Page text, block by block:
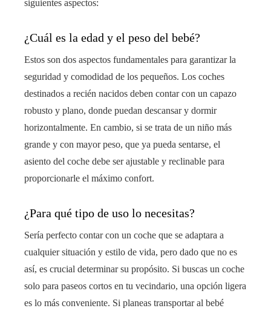
siguientes aspectos:
¿Cuál es la edad y el peso del bebé?
Estos son dos aspectos fundamentales para garantizar la
seguridad y comodidad de los pequeños. Los coches
destinados a recién nacidos deben contar con un capazo
robusto y plano, donde puedan descansar y dormir
horizontalmente. En cambio, si se trata de un niño más
grande y con mayor peso, que ya pueda sentarse, el
asiento del coche debe ser ajustable y reclinable para
proporcionarle el máximo confort.
¿Para qué tipo de uso lo necesitas?
Sería perfecto contar con un coche que se adaptara a
cualquier situación y estilo de vida, pero dado que no es
así, es crucial determinar su propósito. Si buscas un coche
solo para paseos cortos en tu vecindario, una opción ligera
es lo más conveniente. Si planeas transportar al bebé